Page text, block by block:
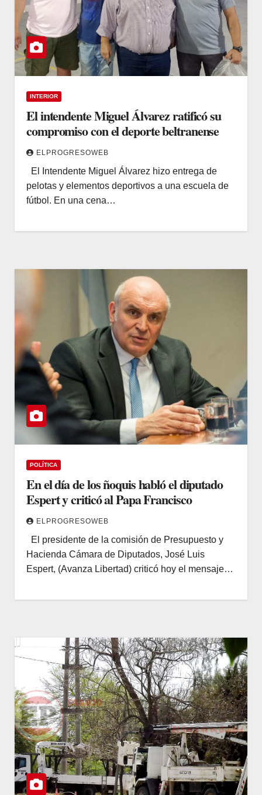
INTERIOR
El intendente Miguel Álvarez ratificó su
compromiso con el deporte beltranense
ELPROGRESOWEB
El Intendente Miguel Álvarez hizo entrega de
pelotas y elementos deportivos a una escuela de
fútbol. En una cena…
POLÍTICA
En el día de los ñoquis habló el diputado
Espert y criticó al Papa Francisco
ELPROGRESOWEB
El presidente de la comisión de Presupuesto y
Hacienda Cámara de Diputados, José Luis
Espert, (Avanza Libertad) criticó hoy el mensaje…